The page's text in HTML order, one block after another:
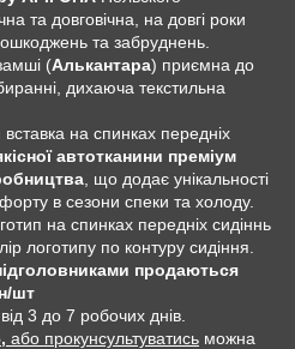
та довговічна, на довгі роки
та забруднень.
(Алькантара) приємна до
дихаюча текстильна
на спинках передніх
автотканини преміум
, що додає унікальності
в сезони спеки та холоду.
на спинках передніх сидіннь
логотипу по контуру сидіння.
продаються
шт
3 до 7 робочих днів.
або прокунсультуватись можна